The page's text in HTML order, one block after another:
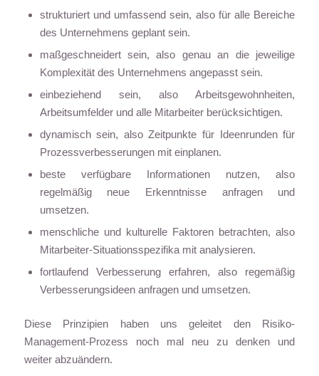
strukturiert und umfassend sein, also für alle Bereiche
des Unternehmens geplant sein.
maßgeschneidert sein, also genau an die jeweilige
Komplexität des Unternehmens angepasst sein.
einbeziehend sein, also Arbeitsgewohnheiten,
Arbeitsumfelder und alle Mitarbeiter berücksichtigen.
dynamisch sein, also Zeitpunkte für Ideenrunden für
Prozessverbesserungen mit einplanen.
beste verfügbare Informationen nutzen, also
regelmäßig neue Erkenntnisse anfragen und
umsetzen.
menschliche und kulturelle Faktoren betrachten, also
Mitarbeiter-Situationsspezifika mit analysieren.
fortlaufend Verbesserung erfahren, also regemäßig
Verbesserungsideen anfragen und umsetzen.
Diese Prinzipien haben uns geleitet den Risiko-
Management-Prozess noch mal neu zu denken und
weiter abzuändern.